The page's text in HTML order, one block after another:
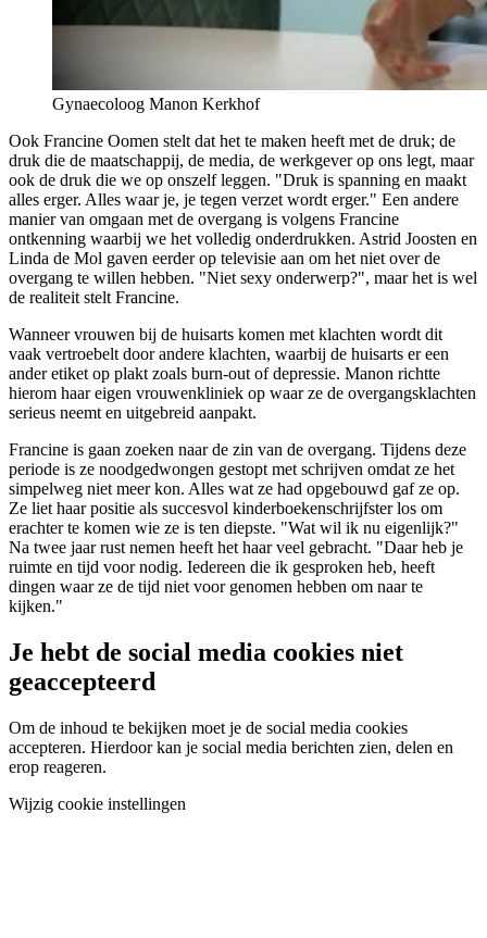
Gynaecoloog Manon Kerkhof
Ook Francine Oomen stelt dat het te maken heeft met de druk; de
druk die de maatschappij, de media, de werkgever op ons legt, maar
ook de druk die we op onszelf leggen. "Druk is spanning en maakt
alles erger. Alles waar je, je tegen verzet wordt erger." Een andere
manier van omgaan met de overgang is volgens Francine
ontkenning waarbij we het volledig onderdrukken. Astrid Joosten en
Linda de Mol gaven eerder op televisie aan om het niet over de
overgang te willen hebben. "Niet sexy onderwerp?", maar het is wel
de realiteit stelt Francine.
Wanneer vrouwen bij de huisarts komen met klachten wordt dit
vaak vertroebelt door andere klachten, waarbij de huisarts er een
ander etiket op plakt zoals burn-out of depressie. Manon richtte
hierom haar eigen vrouwenkliniek op waar ze de overgangsklachten
serieus neemt en uitgebreid aanpakt.
Francine is gaan zoeken naar de zin van de overgang. Tijdens deze
periode is ze noodgedwongen gestopt met schrijven omdat ze het
simpelweg niet meer kon. Alles wat ze had opgebouwd gaf ze op.
Ze liet haar positie als succesvol kinderboekenschrijfster los om
erachter te komen wie ze is ten diepste. "Wat wil ik nu eigenlijk?"
Na twee jaar rust nemen heeft het haar veel gebracht. "Daar heb je
ruimte en tijd voor nodig. Iedereen die ik gesproken heb, heeft
dingen waar ze de tijd niet voor genomen hebben om naar te
kijken."
Je hebt de social media cookies niet
geaccepteerd
Om de inhoud te bekijken moet je de social media cookies
accepteren. Hierdoor kan je social media berichten zien, delen en
erop reageren.
Wijzig cookie instellingen